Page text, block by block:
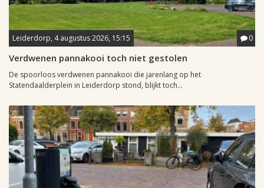
Leiderdorp, 4 augustus 2026, 15:15 0
Verdwenen pannakooi toch niet gestolen
De spoorloos verdwenen pannakooi die jarenlang op het
Statendaalderplein in Leiderdorp stond, blijkt toch...